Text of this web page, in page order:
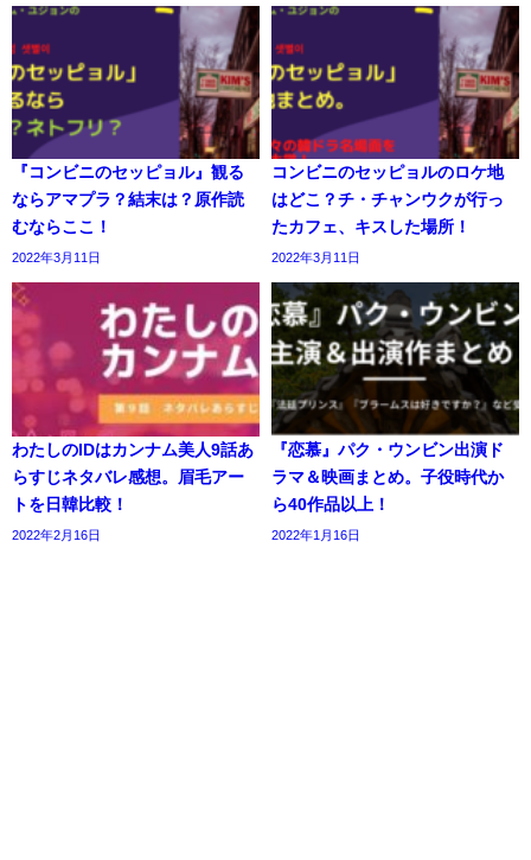
『コンビニのセッピョル』観る
ならアマプラ？結末は？原作読
むならここ！
2022年3月11日
コンビニのセッピョルのロケ地
はどこ？チ・チャンウクが行っ
たカフェ、キスした場所！
2022年3月11日
わたしのIDはカンナム美人9話あ
らすじネタバレ感想。眉毛アー
トを日韓比較！
2022年2月16日
『恋慕』パク・ウンビン出演ド
ラマ＆映画まとめ。子役時代か
ら40作品以上！
2022年1月16日